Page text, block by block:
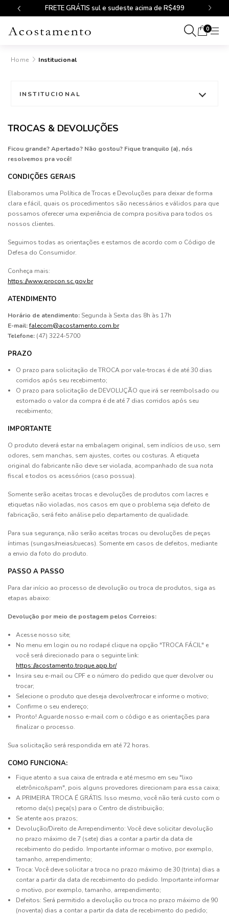
FRETE GRÁTIS sul e sudeste acima de R$499
0
INSTITUCIONAL
Institucional
Acostamento
Dúvidas Frequentes
Trocas e Devoluções
Nossas Lojas
TROCAS & DEVOLUÇÕES
Ficou grande? Apertado? Não gostou? Fique tranquilo (a), nós
resolvemos pra você!
CONDIÇÕES GERAIS
Elaboramos uma Política de Trocas e Devoluções para deixar de forma
clara e fácil, quais os procedimentos são necessários e válidos para que
possamos oferecer uma experiência de compra positiva para todos os
nossos clientes.
Seguimos todas as orientações e estamos de acordo com o Código de
Defesa do Consumidor.
Conheça mais:
https://www.procon.sc.gov.br
ATENDIMENTO
Horário de atendimento: Segunda à Sexta das 8h às 17h
E-mail:falecom@acostamento.com.br
Telefone: (47) 3224-5700
PRAZO
O prazo para solicitação de TROCA por vale-trocas é de até 30 dias
corridos após seu recebimento;
O prazo para solicitação de DEVOLUÇÃO que irá ser reembolsado ou
estornado o valor da compra é de até 7 dias corridos após seu
recebimento;
IMPORTANTE
O produto deverá estar na embalagem original, sem indícios de uso, sem
odores, sem manchas, sem ajustes, cortes ou costuras. A etiqueta
original do fabricante não deve ser violada, acompanhado de sua nota
fiscal e todos os acessórios (caso possua).
Somente serão aceitas trocas e devoluções de produtos com lacres e
etiquetas não violadas, nos casos em que o problema seja defeito de
fabricação, será feito análise pelo departamento de qualidade.
Para sua segurança, não serão aceitas trocas ou devoluções de peças
íntimas (sungas/meias/cuecas). Somente em casos de defeitos, mediante
a envio da foto do produto.
PASSO A PASSO
Para dar início ao processo de devolução ou troca de produtos, siga as
etapas abaixo:
Devolução por meio de postagem pelos Correios:
Acesse nosso site;
No menu em login ou no rodapé clique na opção "TROCA FÁCIL" e
você será direcionado para o seguinte link:
https://acostamento.troque.app.br/
Insira seu e-mail ou CPF e o número do pedido que quer devolver ou
trocar;
Selecione o produto que deseja devolver/trocar e informe o motivo;
Confirme o seu endereço;
Pronto! Aguarde nosso e-mail com o código e as orientações para
finalizar o processo.
Sua solicitação será respondida em até 72 horas.
COMO FUNCIONA:
Fique atento a sua caixa de entrada e até mesmo em seu "lixo
eletrônico/spam", pois alguns provedores direcionam para essa caixa;
A PRIMEIRA TROCA É GRÁTIS. Isso mesmo, você não terá custo com o
retorno da(s) peça(s) para o Centro de distribuição;
Se atente aos prazos;
Devolução/Direito de Arrependimento: Você deve solicitar devolução
no prazo máximo de 7 (sete) dias a contar a partir da data de
recebimento do pedido. Importante informar o motivo, por exemplo,
tamanho, arrependimento;
Troca: Você deve solicitar a troca no prazo máximo de 30 (trinta) dias a
contar a partir da data de recebimento do pedido. Importante informar
o motivo, por exemplo, tamanho, arrependimento;
Defeitos: Será permitido a devolução ou troca no prazo máximo de 90
(noventa) dias a contar a partir da data de recebimento do pedido;